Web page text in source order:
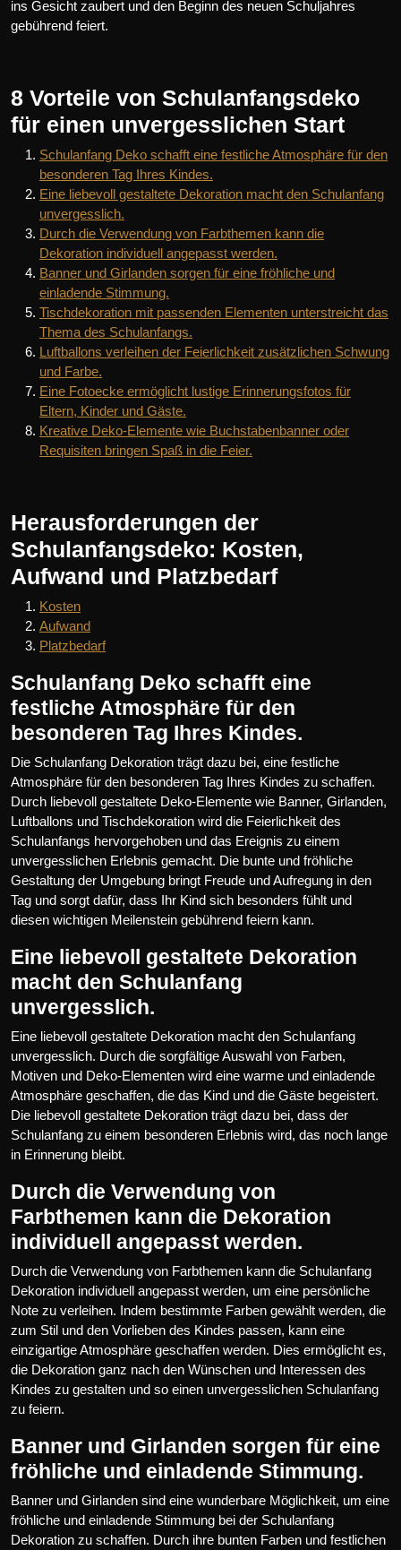
ins Gesicht zaubert und den Beginn des neuen Schuljahres
gebührend feiert.
8 Vorteile von Schulanfangsdeko
für einen unvergesslichen Start
Schulanfang Deko schafft eine festliche Atmosphäre für den
besonderen Tag Ihres Kindes.
Eine liebevoll gestaltete Dekoration macht den Schulanfang
unvergesslich.
Durch die Verwendung von Farbthemen kann die
Dekoration individuell angepasst werden.
Banner und Girlanden sorgen für eine fröhliche und
einladende Stimmung.
Tischdekoration mit passenden Elementen unterstreicht das
Thema des Schulanfangs.
Luftballons verleihen der Feierlichkeit zusätzlichen Schwung
und Farbe.
Eine Fotoecke ermöglicht lustige Erinnerungsfotos für
Eltern, Kinder und Gäste.
Kreative Deko-Elemente wie Buchstabenbanner oder
Requisiten bringen Spaß in die Feier.
Herausforderungen der
Schulanfangsdeko: Kosten,
Aufwand und Platzbedarf
Kosten
Aufwand
Platzbedarf
Schulanfang Deko schafft eine
festliche Atmosphäre für den
besonderen Tag Ihres Kindes.
Die Schulanfang Dekoration trägt dazu bei, eine festliche
Atmosphäre für den besonderen Tag Ihres Kindes zu schaffen.
Durch liebevoll gestaltete Deko-Elemente wie Banner, Girlanden,
Luftballons und Tischdekoration wird die Feierlichkeit des
Schulanfangs hervorgehoben und das Ereignis zu einem
unvergesslichen Erlebnis gemacht. Die bunte und fröhliche
Gestaltung der Umgebung bringt Freude und Aufregung in den
Tag und sorgt dafür, dass Ihr Kind sich besonders fühlt und
diesen wichtigen Meilenstein gebührend feiern kann.
Eine liebevoll gestaltete Dekoration
macht den Schulanfang
unvergesslich.
Eine liebevoll gestaltete Dekoration macht den Schulanfang
unvergesslich. Durch die sorgfältige Auswahl von Farben,
Motiven und Deko-Elementen wird eine warme und einladende
Atmosphäre geschaffen, die das Kind und die Gäste begeistert.
Die liebevoll gestaltete Dekoration trägt dazu bei, dass der
Schulanfang zu einem besonderen Erlebnis wird, das noch lange
in Erinnerung bleibt.
Durch die Verwendung von
Farbthemen kann die Dekoration
individuell angepasst werden.
Durch die Verwendung von Farbthemen kann die Schulanfang
Dekoration individuell angepasst werden, um eine persönliche
Note zu verleihen. Indem bestimmte Farben gewählt werden, die
zum Stil und den Vorlieben des Kindes passen, kann eine
einzigartige Atmosphäre geschaffen werden. Dies ermöglicht es,
die Dekoration ganz nach den Wünschen und Interessen des
Kindes zu gestalten und so einen unvergesslichen Schulanfang
zu feiern.
Banner und Girlanden sorgen für eine
fröhliche und einladende Stimmung.
Banner und Girlanden sind eine wunderbare Möglichkeit, um eine
fröhliche und einladende Stimmung bei der Schulanfang
Dekoration zu schaffen. Durch ihre bunten Farben und festlichen